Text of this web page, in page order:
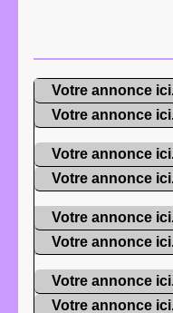
Votre annonce
Votre annonce
Votre annonce
Votre annonce
Votre annonce
Votre annonce
Votre annonce
Votre annonce